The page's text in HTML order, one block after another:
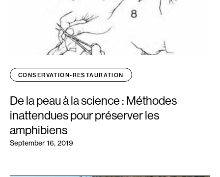
CONSERVATION-RESTAURATION
De la peau à la science : Méthodes
inattendues pour préserver les
amphibiens
September 16, 2019